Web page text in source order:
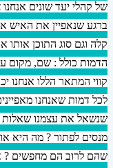
של קהלי יעד שונים
ברגע שנאפיין את האיש
קלה וגם סוג התוכן אותו
הדמות כולל : שם, מקום
קווי המתאר הללו אנחנו
לכל דמות שאנחנו
שנשאל את עצמנו שאלות
מנסים לפתור ? מה היא
שהם לרוב הם מחפשים ?